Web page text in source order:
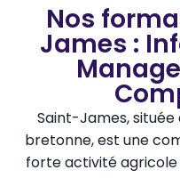
Nos
James :
Saint-James,
bretonne, est une
forte activité agricole